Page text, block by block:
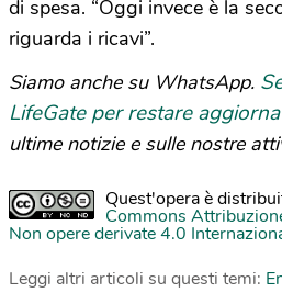
di spesa. “Oggi invece è la
riguarda i ricavi”.
Siamo anche su WhatsApp.
LifeGate per restare
ultime notizie e sulle nostre
Quest'opera è
Commons
Non opere derivate 4.0
Leggi altri articoli su questi temi: